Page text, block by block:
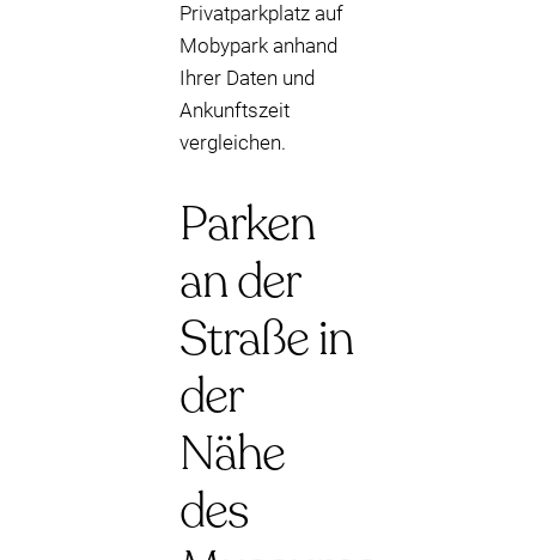
Privatparkplatz auf
Mobypark anhand
Ihrer Daten und
Ankunftszeit
vergleichen.
Parken
an der
Straße in
der
Nähe
des